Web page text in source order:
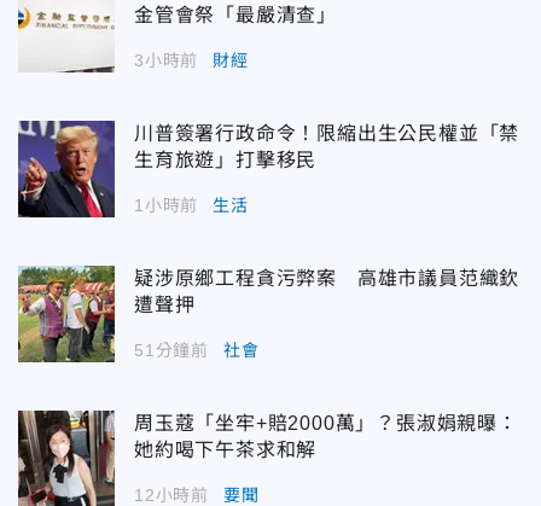
金管會祭「最嚴清查」
3小時前 財經
川普簽署行政命令！限縮出生公民權並「禁
生育旅遊」打擊移民
1小時前 生活
疑涉原鄉工程貪污弊案 高雄市議員范織欽
遭聲押
51分鐘前 社會
周玉蔻「坐牢+賠2000萬」？張淑娟親曝：
她約喝下午茶求和解
12小時前 要聞